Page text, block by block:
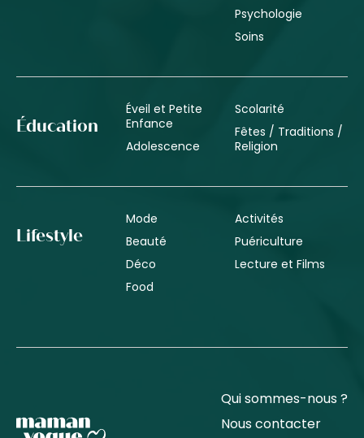
Psychologie
Soins
Éducation
Éveil et Petite
Enfance
Adolescence
Scolarité
Fêtes / Traditions /
Religion
Lifestyle
Mode
Beauté
Déco
Food
Activités
Puériculture
Lecture et Films
Qui sommes-nous ?
Nous contacter